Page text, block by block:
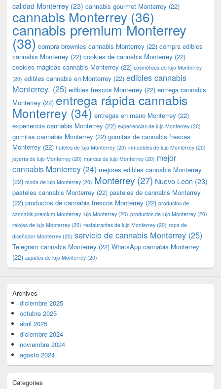
calidad Monterrey (23) cannabis gourmet Monterrey (22)
cannabis Monterrey (36)
cannabis premium Monterrey
(38) compra brownies cannabis Monterrey (22) compra edibles
cannabis Monterrey (22) cookies de cannabis Monterrey (22)
cookies mágicas cannabis Monterrey (22) cosméticos de lujo Monterrey
(20) edibles cannabis en Monterrey (22) edibles cannabis
Monterrey. (25) edibles frescos Monterrey (22) entrega cannabis
Monterrey (22) entrega rápida cannabis
Monterrey (34) entregas en mano Monterrey (22)
experiencia cannabis Monterrey (22) experiencias de lujo Monterrey (20)
gomitas cannabis Monterrey (22) gomitas de cannabis frescas
Monterrey (22) hoteles de lujo Monterrey (20) inmuebles de lujo Monterrey (20)
joyería de lujo Monterrey (20) marcas de lujo Monterrey (20) mejor
cannabis Monterrey (24) mejores edibles cannabis Monterrey
(22) moda de lujo Monterrey (20) Monterrey (27) Nuevo León (23)
pasteles cannabis Monterrey (22) pasteles de cannabis Monterrey
(22) productos de cannabis frescos Monterrey (22) productos de
cannabis premium Monterrey. lujo Monterrey (20) productos de lujo Monterrey (20)
relojes de lujo Monterrey (20) restaurantes de lujo Monterrey (20) ropa de
diseñador Monterrey (20) servicio de cannabis Monterrey (25)
Telegram cannabis Monterrey (22) WhatsApp cannabis Monterrey
(22) zapatos de lujo Monterrey (20)
Archives
diciembre 2025
octubre 2025
abril 2025
diciembre 2024
noviembre 2024
agosto 2024
Categories